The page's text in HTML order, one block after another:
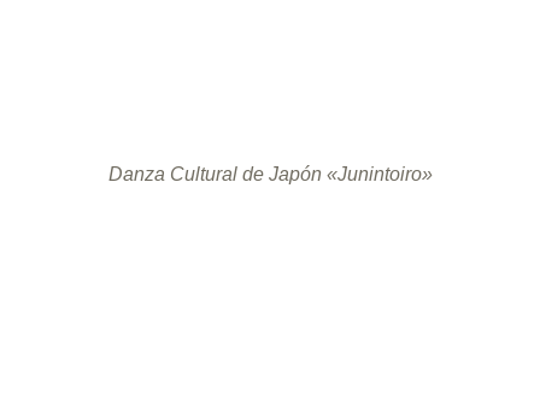
Danza Cultural de Japón «Junintoiro»